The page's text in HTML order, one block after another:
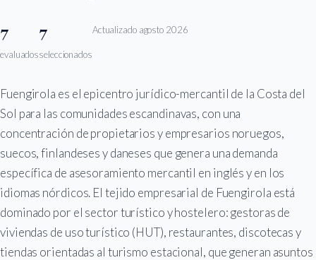
Metodología
Ser evaluado
7
evaluados
7
seleccionados
Actualizado agosto 2026
Fuengirola es el epicentro jurídico-mercantil de la Costa del
Sol para las comunidades escandinavas, con una
concentración de propietarios y empresarios noruegos,
suecos, finlandeses y daneses que genera una demanda
específica de asesoramiento mercantil en inglés y en los
idiomas nórdicos. El tejido empresarial de Fuengirola está
dominado por el sector turístico y hostelero: gestoras de
viviendas de uso turístico (HUT), restaurantes, discotecas y
tiendas orientadas al turismo estacional, que generan asuntos